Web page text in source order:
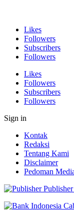
Likes
Followers
Subscribers
Followers
Likes
Followers
Subscribers
Followers
Sign in
Kontak
Redaksi
Tentang Kami
Disclaimer
Pedoman